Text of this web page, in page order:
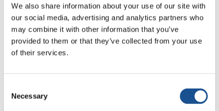
We also share information about your use of our site with
our social media, advertising and analytics partners who
may combine it with other information that you’ve
provided to them or that they’ve collected from your use
of their services.
Selection
Necessary
tende a achatar a identidade ocidental e suas
raízes judaico-cristãs. Por trás dessas atitudes,
não há nenhum respeito pelos outros, mas sim
o desejo de mitigar o sentimento religioso. É a
longa onda do legado proveniente do
polêmicas e do clima que suscitam, as pessoas
de outras religiões se sentem ainda mais